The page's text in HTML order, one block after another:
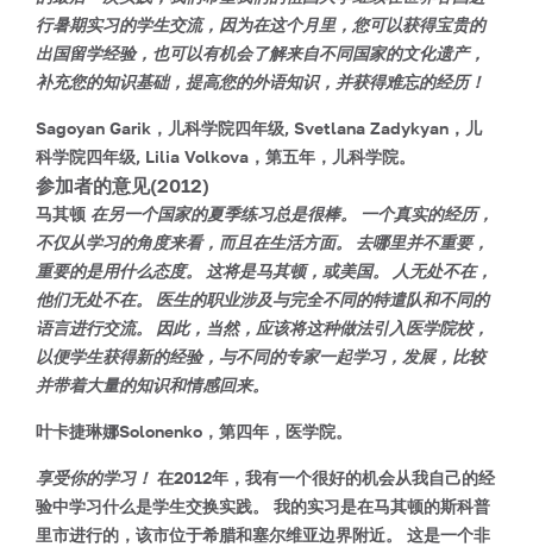
行暑期实习的学生交流，因为在这个月里，您可以获得宝贵的
出国留学经验，也可以有机会了解来自不同国家的文化遗产，
补充您的知识基础，提高您的外语知识，并获得难忘的经历！
Sagoyan Garik，儿科学院四年级, Svetlana Zadykyan，儿
科学院四年级, Lilia Volkova，第五年，儿科学院。
参加者的意见(2012)
马其顿 在另一个国家的夏季练习总是很棒。 一个真实的经历，
不仅从学习的角度来看，而且在生活方面。 去哪里并不重要，
重要的是用什么态度。 这将是马其顿，或美国。 人无处不在，
他们无处不在。 医生的职业涉及与完全不同的特遣队和不同的
语言进行交流。 因此，当然，应该将这种做法引入医学院校，
以便学生获得新的经验，与不同的专家一起学习，发展，比较
并带着大量的知识和情感回来。
叶卡捷琳娜Solonenko，第四年，医学院。
享受你的学习！ 在2012年，我有一个很好的机会从我自己的经
验中学习什么是学生交换实践。 我的实习是在马其顿的斯科普
里市进行的，该市位于希腊和塞尔维亚边界附近。 这是一个非